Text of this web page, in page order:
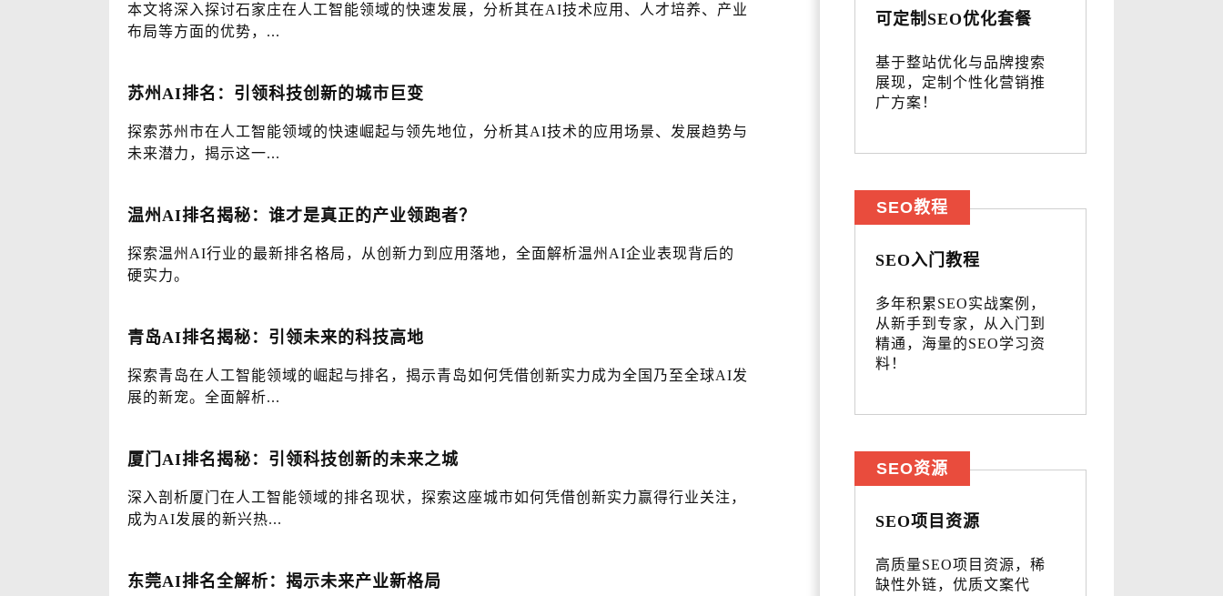
本文将深入探讨石家庄在人工智能领域的快速发展，分析其在AI技术应用、人才培养、产业
布局等方面的优势，...
苏州AI排名：引领科技创新的城市巨变
探索苏州市在人工智能领域的快速崛起与领先地位，分析其AI技术的应用场景、发展趋势与
未来潜力，揭示这一...
温州AI排名揭秘：谁才是真正的产业领跑者？
探索温州AI行业的最新排名格局，从创新力到应用落地，全面解析温州AI企业表现背后的
硬实力。
青岛AI排名揭秘：引领未来的科技高地
探索青岛在人工智能领域的崛起与排名，揭示青岛如何凭借创新实力成为全国乃至全球AI发
展的新宠。全面解析...
厦门AI排名揭秘：引领科技创新的未来之城
深入剖析厦门在人工智能领域的排名现状，探索这座城市如何凭借创新实力赢得行业关注，
成为AI发展的新兴热...
东莞AI排名全解析：揭示未来产业新格局
可定制SEO优化套餐
基于整站优化与品牌搜索
展现，定制个性化营销推
广方案！
SEO入门教程
多年积累SEO实战案例，
从新手到专家，从入门到
精通，海量的SEO学习资
料！
SEO教程
SEO项目资源
高质量SEO项目资源，稀
缺性外链，优质文案代
SEO资源